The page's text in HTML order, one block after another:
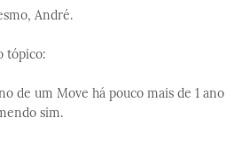
André.
tópico:
de um Move há pouco mais de 1 ano
sim.